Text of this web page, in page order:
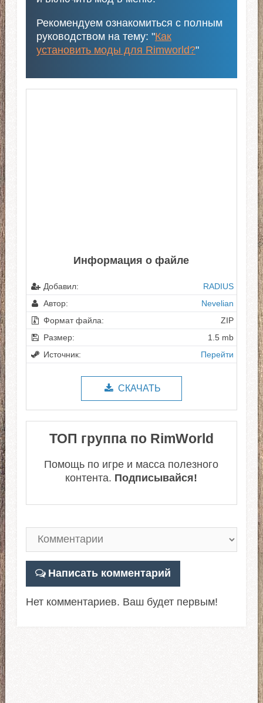
Рекомендуем ознакомиться с полным
руководством на тему: "Как
установить моды для Rimworld?"
Информация о файле
Добавил:
RADIUS
Автор:
Nevelian
Формат файла:
ZIP
Размер:
1.5 mb
Источник:
Перейти
СКАЧАТЬ
ТОП группа по RimWorld
Помощь по игре и масса полезного
контента. Подписывайся!
Написать комментарий
Нет комментариев. Ваш будет первым!